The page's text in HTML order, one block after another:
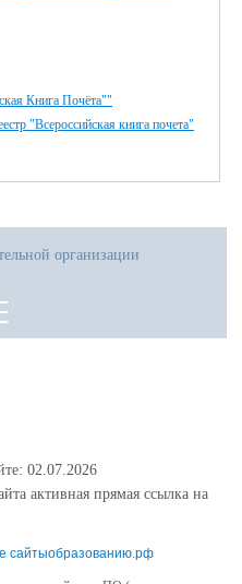
Книга Почёта""
"Всероссийская книга почета"
организации
02.07.2026
активная прямая ссылка на
сайтыобразованию.рф